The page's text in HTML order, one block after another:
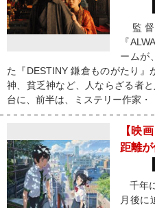
監督
『
ームが
た『DESTINY 鎌倉ものがたり
神、貧乏神など、人ならざる者
台に、前半は、ミステリー作家・
【映
距離が
千年
月後に